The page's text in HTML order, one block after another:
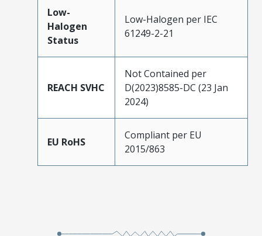
Low-
Halogen
Status
Low-Halogen per IEC
61249-2-21
REACH SVHC
Not Contained per
D(2023)8585-DC (23 Jan
2024)
EU RoHS
Compliant per EU
2015/863